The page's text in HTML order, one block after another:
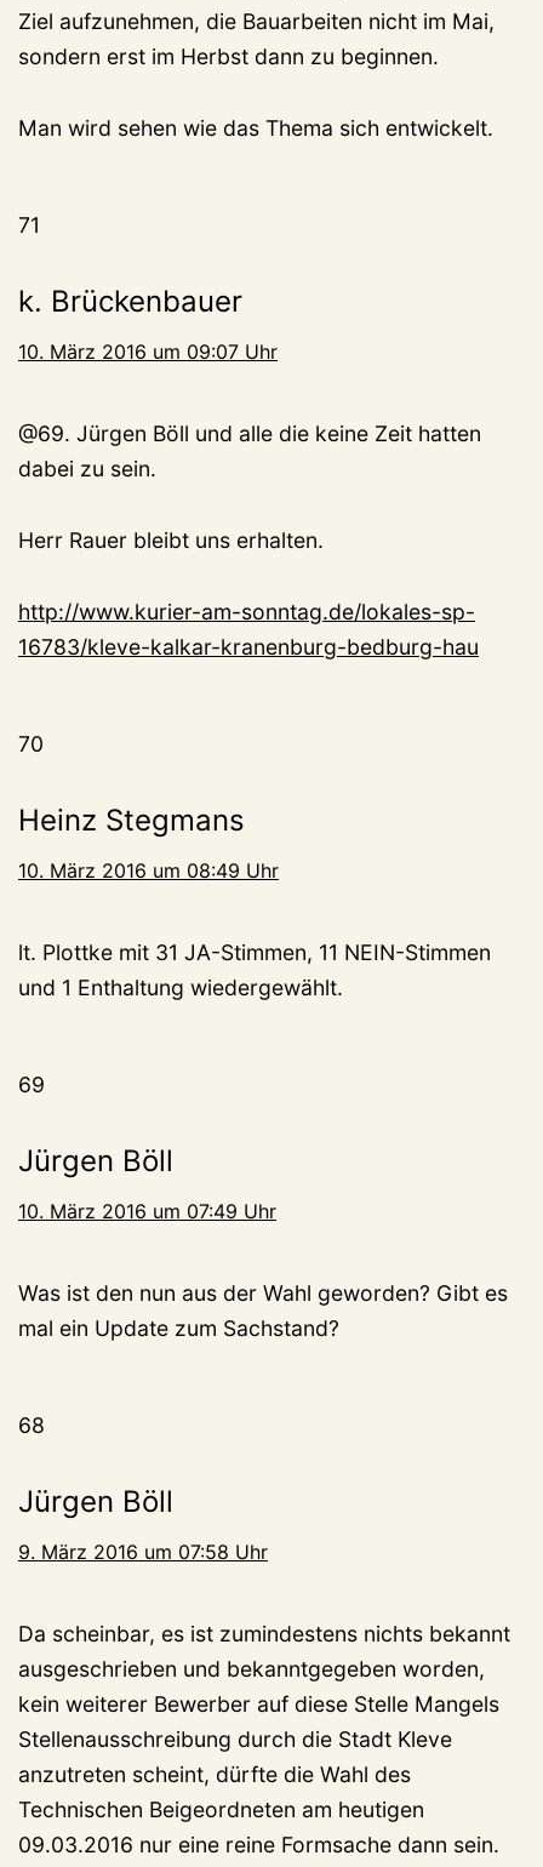
Ziel aufzunehmen, die Bauarbeiten nicht im Mai,
sondern erst im Herbst dann zu beginnen.
Man wird sehen wie das Thema sich entwickelt.
71
k. Brückenbauer
10. März 2016 um 09:07 Uhr
@69. Jürgen Böll und alle die keine Zeit hatten
dabei zu sein.
Herr Rauer bleibt uns erhalten.
http://www.kurier-am-sonntag.de/lokales-sp-
16783/kleve-kalkar-kranenburg-bedburg-hau
70
Heinz Stegmans
10. März 2016 um 08:49 Uhr
lt. Plottke mit 31 JA-Stimmen, 11 NEIN-Stimmen
und 1 Enthaltung wiedergewählt.
69
Jürgen Böll
10. März 2016 um 07:49 Uhr
Was ist den nun aus der Wahl geworden? Gibt es
mal ein Update zum Sachstand?
68
Jürgen Böll
9. März 2016 um 07:58 Uhr
Da scheinbar, es ist zumindestens nichts bekannt
ausgeschrieben und bekanntgegeben worden,
kein weiterer Bewerber auf diese Stelle Mangels
Stellenausschreibung durch die Stadt Kleve
anzutreten scheint, dürfte die Wahl des
Technischen Beigeordneten am heutigen
09.03.2016 nur eine reine Formsache dann sein.